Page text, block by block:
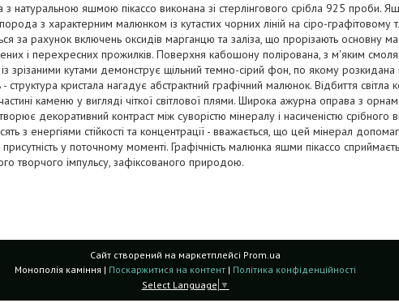
з натуральною яшмою пікассо виконана зі стерлінгового срібла 925 проби.
з характерним малюнком із кутастих чорних ліній на сіро-графітовому
за рахунок включень оксидів марганцю та заліза, що прорізають основну
і перехресних прожилків. Поверхня кабошону полірована, з м'яким
зрізаними кутами демонструє щільний темно-сірий фон, по якому
структура кристала нагадує абстрактний графічний малюнок. Відбиття світла
каменю у вигляді чіткої світлової плями. Широка ажурна оправа з
декоративний контраст між суворістю мінералу і насиченістю срібного
з енергіями стійкості та концентрації - вважається, що цей мінерал
присутність у поточному моменті. Графічність малюнка яшми пікассо
творчого імпульсу, зафіксованого природою.
Сайт створений на маркетплейсі Prom.ua
Монополія каміння | Поскаржитися на контент | Політика конфіденційності
Select Language ▼